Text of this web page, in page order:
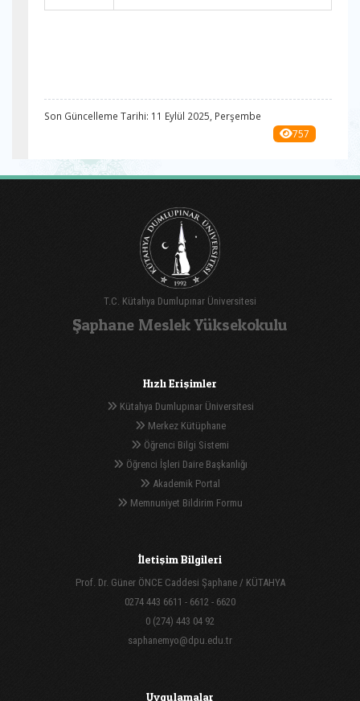
Son Güncelleme Tarihi: 11 Eylül 2025, Perşembe
757
T.C. Kütahya Dumlupınar Üniversitesi
Şaphane Meslek Yüksekokulu
Hızlı Erişimler
Kütahya Dumlupınar Üniversitesi
Merkez Kütüphane
Öğrenci Bilgi Sistemi
Öğrenci İşleri Daire Başkanlığı
Akademik Portal
Memnuniyet Bildirim Formu
İletişim Bilgileri
Prof. Dr. Güner ÖNCE Caddesi Şaphane / KÜTAHYA
0274 443 6611 - 6612 - 6620
0 (274) 443 04 92
saphanemyo@dpu.edu.tr
Uygulamalar